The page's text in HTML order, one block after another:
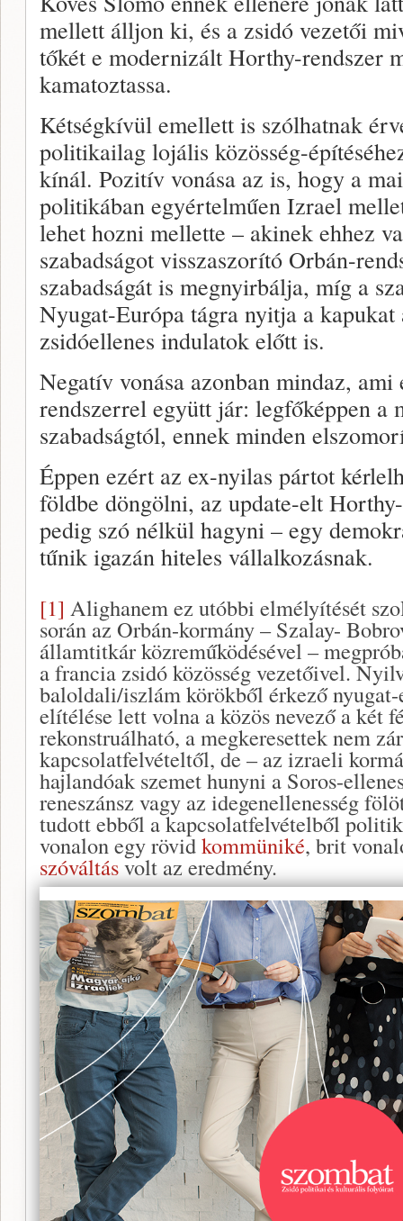
mellett álljon ki, és a zsidó vezetői
tőkét e modernizált Horthy-rendszer
kamatoztassa.
Kétségkívül emellett is szólhatnak
politikailag lojális közösség-
kínál. Pozitív vonása az is, hogy a
politikában egyértelműen Izrael
lehet hozni mellette – akinek ehhez
szabadságot visszaszorító Orbán-
szabadságát is megnyirbálja, míg a
Nyugat-Európa tágra nyitja a
zsidóellenes indulatok előtt is.
Negatív vonása azonban mindaz,
rendszerrel együtt jár: legfőképpen a
szabadságtól, ennek minden
Éppen ezért az ex-nyilas pártot
földbe döngölni, az update-elt
pedig szó nélkül hagyni – egy
tűnik igazán hiteles vállalkozásnak.
[1] Alighanem ez utóbbi elmélyítését
során az Orbán-kormány – Szalay-
államtitkár közreműködésével –
a francia zsidó közösség vezetőivel.
baloldali/iszlám körökből érkező
elítélése lett volna a közös nevező a két
rekonstruálható, a megkeresettek nem
kapcsolatfelvételtől, de – az izraeli
hajlandóak szemet hunyni a Soros-
reneszánsz vagy az idegenellenesség
tudott ebből a kapcsolatfelvételből
vonalon egy rövidkommüniké, brit
szóváltásvolt az eredmény.